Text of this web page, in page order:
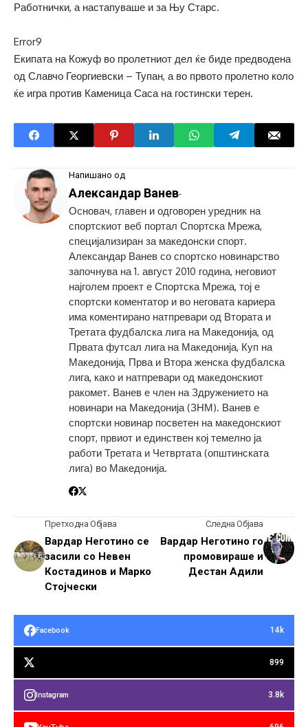
Работнички, а настапуваше и за Њу Старс.
Error9
Екипата на Кожуф во пролетниот дел ќе биде предводена
од Славчо Георгиевски – Тупан, а во првото пролетно коло
ќе игра против Каменица Саса на гостински терен.
Напишано од
Александар Ванев-
Основач, главен и одговорен уредник на
спортскиот веб портал Спортска Мрежа,
специјализиран за македонски спорт.
Александар Ванев со спортско новинарство
започнува на 1. август 2010 година, неговиот
најголем проект е Спортска Мрежа, тој е
спортски коментатор и во неговата кариера
има коментирано натпревари од Втората и
Третата фудбалска лига на Македонија, од
Првата футсал лига на Македонија, Куп на
Македонија, Прва и Втора женска фудбалска
лига, како и натпревари од македонскиот
ракомет. Ванев е член на Здружението на
новинари на Македонија (ЗНМ). Ванев е
спортски новинар посветен на македонскиот
спорт, првиот и единствен кој темелно ја
работи Третата и Четвртата (општинската
лига) во Македонија.
Претходна Објава
Вардар Неготино се
засили со Невен
Костадинов и Марко
Стојчески
Следна Објава
Вардар Неготино го
промовираше и
Дестан Адили
Facebook 14k
899
Instagram 3.8k